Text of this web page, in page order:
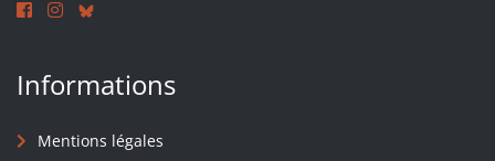
Informations
Mentions légales